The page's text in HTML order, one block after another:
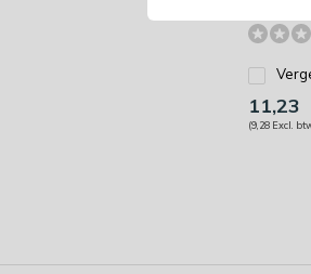
11,23
(9,28 Excl.